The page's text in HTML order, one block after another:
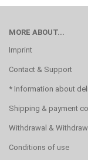
MORE ABOUT...
Imprint
Contact & Support
* Information about
Shipping & payment
Withdrawal &
Conditions of use